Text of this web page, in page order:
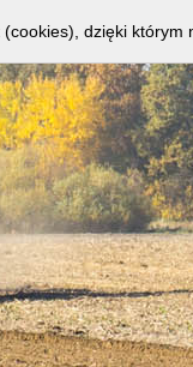
dzięki którym